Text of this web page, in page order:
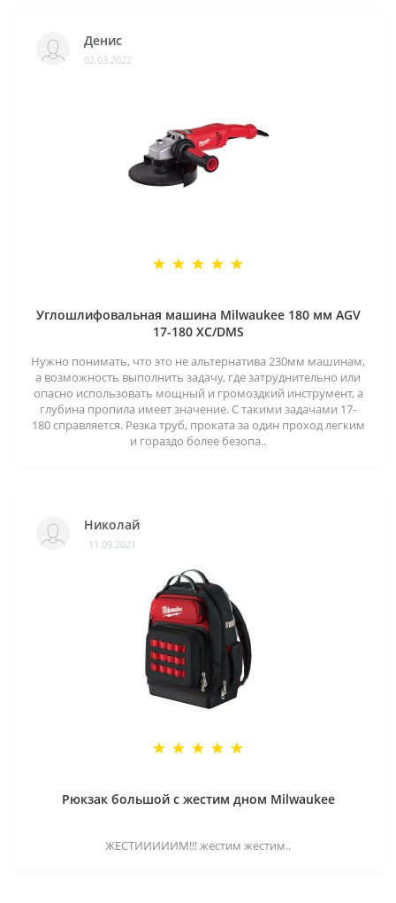
Денис
02.03.2022
Углошлифовальная машина Milwaukee 180 мм AGV
17-180 XC/DMS
Нужно понимать, что это не альтернатива 230мм машинам,
а возможность выполнить задачу, где затруднительно или
опасно использовать мощный и громоздкий инструмент, а
глубина пропила имеет значение. С такими задачами 17-
180 справляется. Резка труб, проката за один проход легким
и гораздо более безопа..
Николай
11.09.2021
Рюкзак большой с жестим дном Milwaukee
ЖЕСТИИИИИМ!!! жестим жестим..